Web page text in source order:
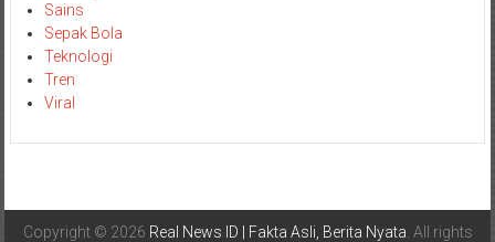
Sains
Sepak Bola
Teknologi
Tren
Viral
Copyright © 2026 Real News ID | Fakta Asli, Berita Nyata . All rights